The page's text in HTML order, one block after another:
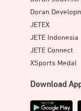
Doran
JETEX
JETE Indonesia
JETE Connect
XSports Medal
Download